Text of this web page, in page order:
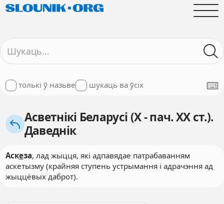
толькі ў назьве шукаць ва ўсіх
Асветнікі Беларусі (X - пач. XX ст.).
Даведнік
Аскеза, лад жыцця, які адпавядае патрабаванням
аскетызму (крайняя ступень устрымання і адрачэння ад
жыццёвых даброт).